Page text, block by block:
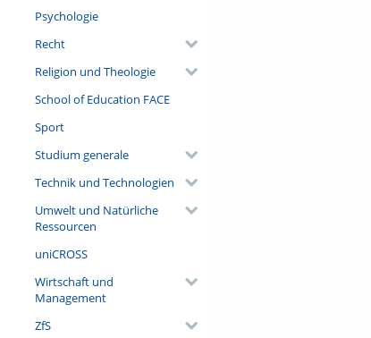
Psychologie
Recht
Religion und Theologie
School of Education FACE
Sport
Studium generale
Technik und Technologien
Umwelt und Natürliche
Ressourcen
uniCROSS
Wirtschaft und
Management
ZfS